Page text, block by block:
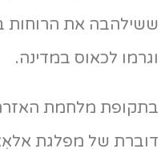
את הרוחות
לכאוס במדינה.
מלחמת
של מפלגת